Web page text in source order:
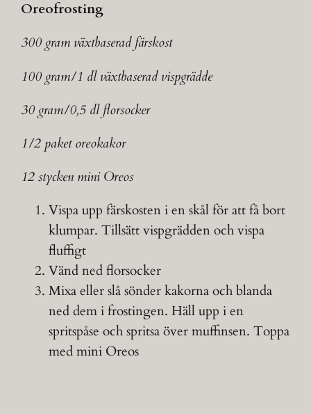
Oreofrosting
300 gram växtbaserad färskost
100 gram/1 dl växtbaserad vispgrädde
30 gram/0,5 dl florsocker
1/2 paket oreokakor
12 stycken mini Oreos
Vispa upp färskosten i en skål för att få bort
klumpar. Tillsätt vispgrädden och vispa
fluffigt
Vänd ned florsocker
Mixa eller slå sönder kakorna och blanda
ned dem i frostingen. Häll upp i en
spritspåse och spritsa över muffinsen. Toppa
med mini Oreos